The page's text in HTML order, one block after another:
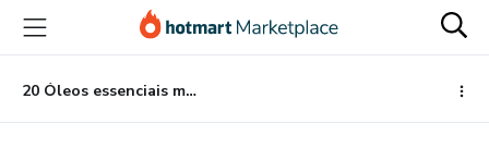
para
conteúdo
principal
para
pagamento
para
rodapé
20 Óleos essenciais mais poderosos